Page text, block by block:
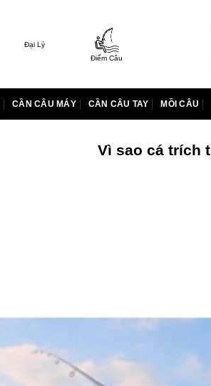
Đại Lý
Điểm Câu
CẦN CÂU MÁY CẦN CÂU TAY MỒI CÂU
Vì sao cá trích